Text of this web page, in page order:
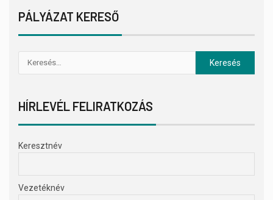
PÁLYÁZAT KERESŐ
HÍRLEVÉL FELIRATKOZÁS
Keresztnév
Vezetéknév